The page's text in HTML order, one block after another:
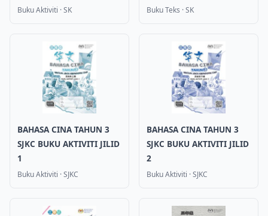
Buku Aktiviti ·SK Buku Teks ·SK
BAHASA CINA TAHUN 3
SJKC BUKU AKTIVITI JILID
1
Buku Aktiviti ·SJKC
BAHASA CINA TAHUN 3
SJKC BUKU AKTIVITI JILID
2
Buku Aktiviti ·SJKC